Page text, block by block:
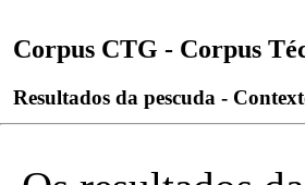
Corpus CTG - Corpus
Resultados da pescuda -